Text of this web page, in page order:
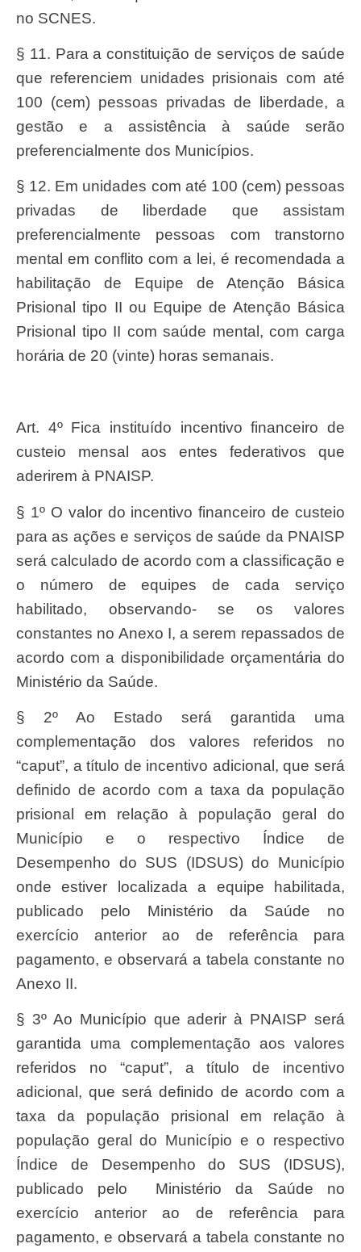
no SCNES.
§ 11. Para a constituição de serviços de saúde
que referenciem unidades prisionais com até
100 (cem) pessoas privadas de liberdade, a
gestão e a assistência à saúde serão
preferencialmente dos Municípios.
§ 12. Em unidades com até 100 (cem) pessoas
privadas de liberdade que assistam
preferencialmente pessoas com transtorno
mental em conflito com a lei, é recomendada a
habilitação de Equipe de Atenção Básica
Prisional tipo II ou Equipe de Atenção Básica
Prisional tipo II com saúde mental, com carga
horária de 20 (vinte) horas semanais.
Art. 4º Fica instituído incentivo financeiro de
custeio mensal aos entes federativos que
aderirem à PNAISP.
§ 1º O valor do incentivo financeiro de custeio
para as ações e serviços de saúde da PNAISP
será calculado de acordo com a classificação e
o número de equipes de cada serviço
habilitado, observando- se os valores
constantes no Anexo I, a serem repassados de
acordo com a disponibilidade orçamentária do
Ministério da Saúde.
§ 2º Ao Estado será garantida uma
complementação dos valores referidos no
“caput”, a título de incentivo adicional, que será
definido de acordo com a taxa da população
prisional em relação à população geral do
Município e o respectivo Índice de
Desempenho do SUS (IDSUS) do Município
onde estiver localizada a equipe habilitada,
publicado pelo Ministério da Saúde no
exercício anterior ao de referência para
pagamento, e observará a tabela constante no
Anexo II.
§ 3º Ao Município que aderir à PNAISP será
garantida uma complementação aos valores
referidos no “caput”, a título de incentivo
adicional, que será definido de acordo com a
taxa da população prisional em relação à
população geral do Município e o respectivo
Índice de Desempenho do SUS (IDSUS),
publicado pelo Ministério da Saúde no
exercício anterior ao de referência para
pagamento, e observará a tabela constante no